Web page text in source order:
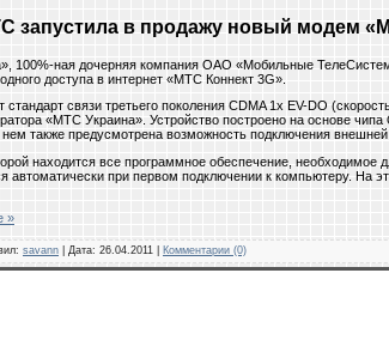
запустила в продажу новый модем
100%-ная дочерняя компания ОАО «Мобильные
доступа в интернет «МТС Коннект 3G».
связи третьего поколения CDMA 1х EV-DO
«МТС Украина». Устройство построено на основе
также предусмотрена возможность подключения внешней
находится все программное обеспечение,
автоматически при первом подключении к компьютеру. На
»
savann | Дата: 26.04.2011 Комментарии (0)